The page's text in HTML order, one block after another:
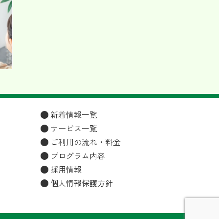
新着情報一覧
サービス一覧
ご利用の流れ・料金
プログラム内容
採用情報
個人情報保護方針